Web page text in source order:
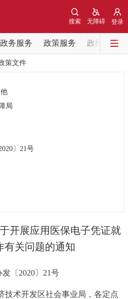
登录
无障碍
搜索
政务服务 政策服务 政民互动
务院信息
会议信息
政策解读 回应关切
专题公开
法人服务 部门服务
策文件
局
〕 21号
开展应用医保电子凭证就
有关问题的通知
〔2020〕21号
技术开发区社会事业局，各定点